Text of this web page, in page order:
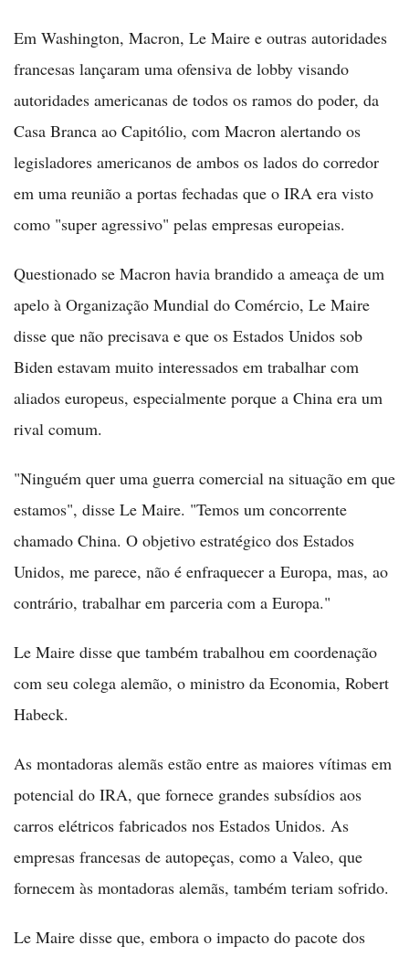
Em Washington, Macron, Le Maire e outras autoridades
francesas lançaram uma ofensiva de lobby visando
autoridades americanas de todos os ramos do poder, da
Casa Branca ao Capitólio, com Macron alertando os
legisladores americanos de ambos os lados do corredor
em uma reunião a portas fechadas que o IRA era visto
como "super agressivo" pelas empresas europeias.
Questionado se Macron havia brandido a ameaça de um
apelo à Organização Mundial do Comércio, Le Maire
disse que não precisava e que os Estados Unidos sob
Biden estavam muito interessados em trabalhar com
aliados europeus, especialmente porque a China era um
rival comum.
"Ninguém quer uma guerra comercial na situação em que
estamos", disse Le Maire. "Temos um concorrente
chamado China. O objetivo estratégico dos Estados
Unidos, me parece, não é enfraquecer a Europa, mas, ao
contrário, trabalhar em parceria com a Europa."
Le Maire disse que também trabalhou em coordenação
com seu colega alemão, o ministro da Economia, Robert
Habeck.
As montadoras alemãs estão entre as maiores vítimas em
potencial do IRA, que fornece grandes subsídios aos
carros elétricos fabricados nos Estados Unidos. As
empresas francesas de autopeças, como a Valeo, que
fornecem às montadoras alemãs, também teriam sofrido.
Le Maire disse que, embora o impacto do pacote dos